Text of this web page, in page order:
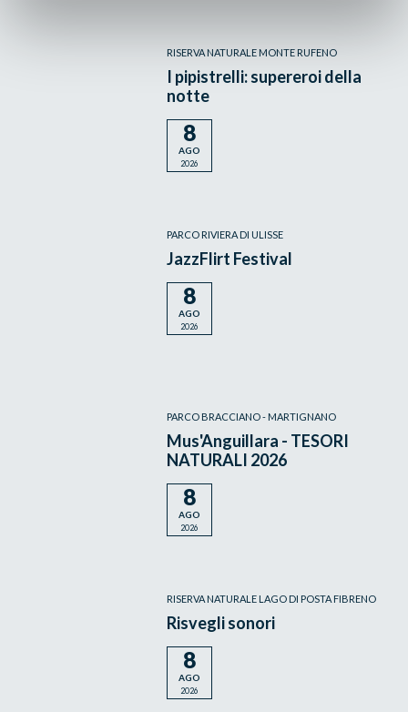
RISERVA NATURALE MONTE RUFENO
I pipistrelli: supereroi della
notte
8
AGO
2026
PARCO RIVIERA DI ULISSE
JazzFlirt Festival
8
AGO
2026
PARCO BRACCIANO - MARTIGNANO
Mus'Anguillara - TESORI
NATURALI 2026
8
AGO
2026
RISERVA NATURALE LAGO DI POSTA FIBRENO
Risvegli sonori
8
AGO
2026